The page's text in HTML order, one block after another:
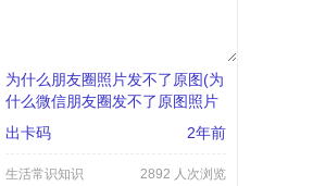
为什么朋友圈照片发不了原图(为
什么微信朋友圈发不了原图照片
出卡码 2年前
生活常识知识 2892 人次浏览